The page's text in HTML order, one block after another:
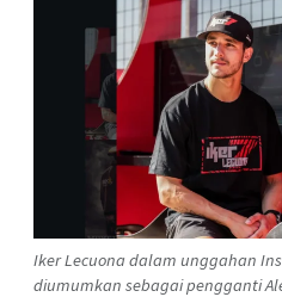
Iker Lecuona dalam unggahan
diumumkan sebagai pengganti